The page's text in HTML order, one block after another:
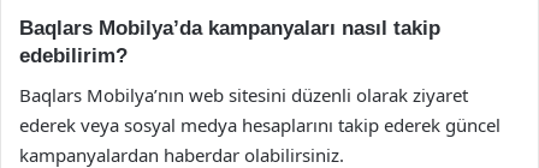
Baqlars Mobilya’da kampanyaları nasıl takip
edebilirim?
Baqlars Mobilya’nın web sitesini düzenli olarak ziyaret
ederek veya sosyal medya hesaplarını takip ederek güncel
kampanyalardan haberdar olabilirsiniz.